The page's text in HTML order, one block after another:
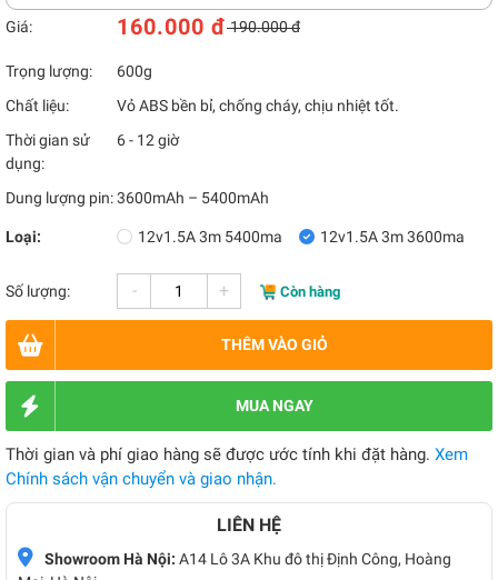
Giá: 160.000 đ190.000 đ
Trọng lượng:
600g
Chất liệu:
Vỏ ABS bền bỉ, chống cháy, chịu nhiệt tốt.
Thời gian sử
dụng:
6 - 12 giờ
Dung lượng pin:3600mAh – 5400mAh
Loại: 12v1.5A 3m 5400ma 12v1.5A 3m 3600ma
Số lượng: - + Còn hàng
THÊM VÀO GIỎ
MUA NGAY
Thời gian và phí giao hàng sẽ được ước tính khi đặt hàng. Xem
Chính sách vận chuyển và giao nhận.
LIÊN HỆ
Showroom Hà Nội: A14 Lô 3A Khu đô thị Định Công, Hoàng